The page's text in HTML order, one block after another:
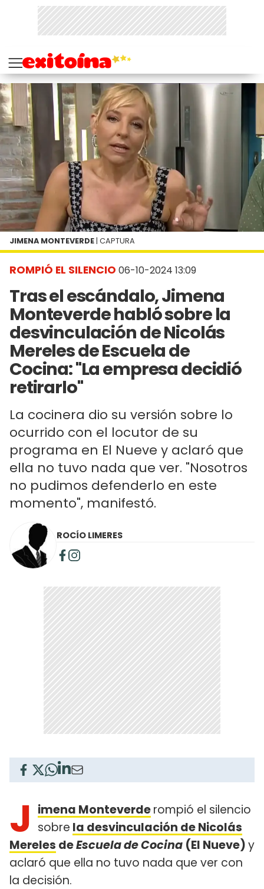
ROMPIÓ EL SILENCIO 06-10-2024 13:09
Tras el escándalo, Jimena
Monteverde habló sobre la
desvinculación de Nicolás
Mereles de Escuela de
Cocina: "La empresa decidió
retirarlo"
La cocinera dio su versión sobre lo
ocurrido con el locutor de su
programa en El Nueve y aclaró que
ella no tuvo nada que ver. "Nosotros
no pudimos defenderlo en este
momento", manifestó.
JIMENA MONTEVERDE | CAPTURA
ROCÍO LIMERES
J imena Monteverderompió el silencio
sobre la desvinculación de Nicolás
Mereles deEscuela de Cocina (El Nueve)y
aclaró que ella no tuvo nada que ver con
la decisión.